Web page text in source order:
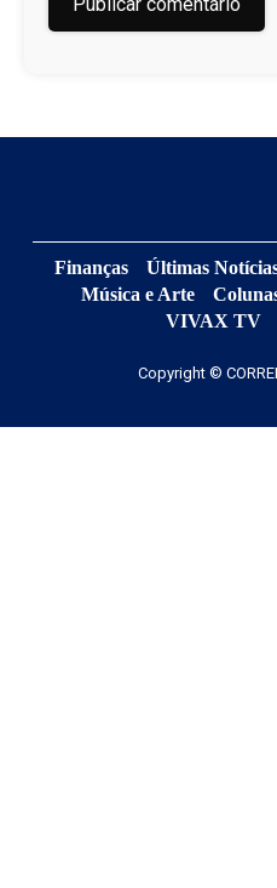
Finanças Últimas
Música e Arte
VIVAX TV
Copyright ©